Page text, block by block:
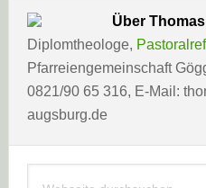
Über
Diplomtheologe,
Pfarreiengemeinschaft
0821/90 65 316, E-Mail:
augsburg.de
Haupt-